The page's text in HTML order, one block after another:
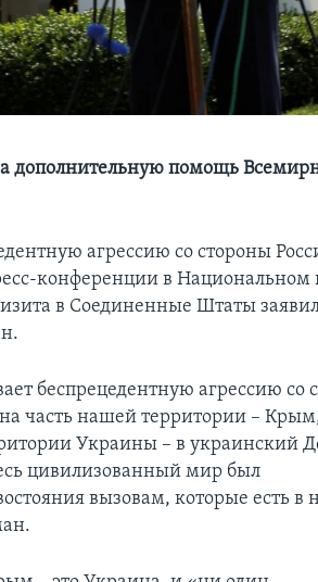
дополнительную помощь
агрессию со стороны
конференции в Национальном
в Соединенные Штаты
беспрецедентную агрессию со
часть нашей территории –
Украины – в украинский
цивилизованный мир был
вызовам, которые есть в